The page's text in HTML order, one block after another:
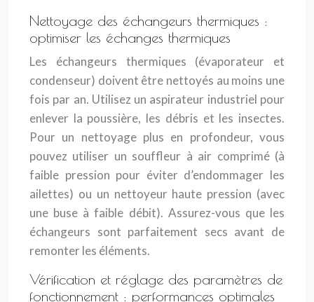
Nettoyage des échangeurs thermiques :
optimiser les échanges thermiques
Les échangeurs thermiques (évaporateur et
condenseur) doivent être nettoyés au moins une
fois par an. Utilisez un aspirateur industriel pour
enlever la poussière, les débris et les insectes.
Pour un nettoyage plus en profondeur, vous
pouvez utiliser un souffleur à air comprimé (à
faible pression pour éviter d’endommager les
ailettes) ou un nettoyeur haute pression (avec
une buse à faible débit). Assurez-vous que les
échangeurs sont parfaitement secs avant de
remonter les éléments.
Vérification et réglage des paramètres de
fonctionnement : performances optimales